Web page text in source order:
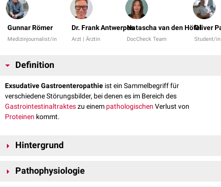
Gunnar Römer
Medizinjournalist/in
Dr. Frank Antwerpes
Arzt | Ärztin
Natascha van den Höfel
DocCheck Team
Oliver
Student/
Definition
Exsudative Gastroenteropathie ist ein Sammelbegriff für
verschiedene Störungsbilder, bei denen es im Bereich des
Gastrointestinaltrakteszu einem pathologischen Verlust von
Proteinen kommt.
Hintergrund
Krankheit, sondern für einen Zustand, dem verschiedene
Pathophysiologie